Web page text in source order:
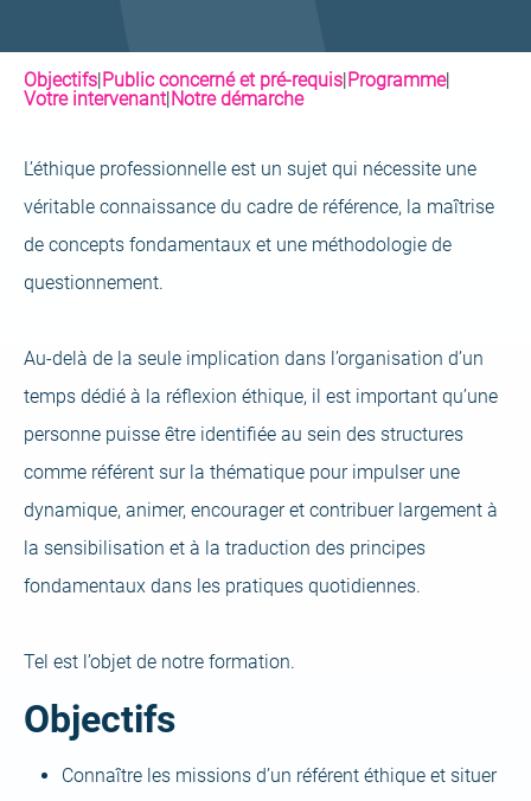
Objectifs|Public concerné et pré-requis|Programme|
Votre intervenant|Notre démarche
L’éthique professionnelle est un sujet qui nécessite une
véritable connaissance du cadre de référence, la maîtrise
de concepts fondamentaux et une méthodologie de
questionnement.
Au-delà de la seule implication dans l’organisation d’un
temps dédié à la réflexion éthique, il est important qu’une
personne puisse être identifiée au sein des structures
comme référent sur la thématique pour impulser une
dynamique, animer, encourager et contribuer largement à
la sensibilisation et à la traduction des principes
fondamentaux dans les pratiques quotidiennes.
Tel est l’objet de notre formation.
Objectifs
Connaître les missions d’un référent éthique et situer